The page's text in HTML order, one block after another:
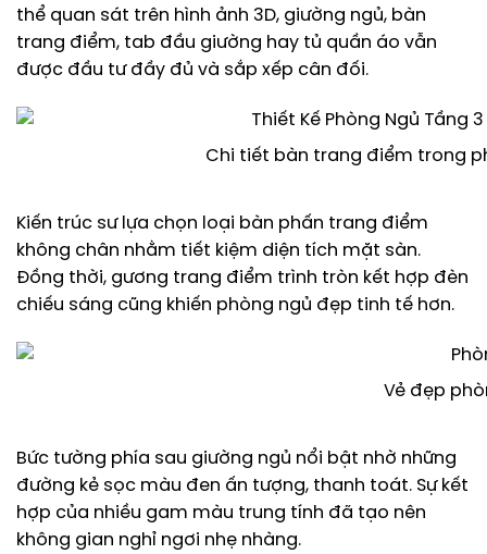
thể quan sát trên hình ảnh 3D, giường ngủ, bàn
trang điểm, tab đầu giường hay tủ quần áo vẫn
được đầu tư đầy đủ và sắp xếp cân đối.
Chi tiết bàn trang điểm trong
Kiến trúc sư lựa chọn loại bàn phấn trang điểm
không chân nhằm tiết kiệm diện tích mặt sàn.
Đồng thời, gương trang điểm trình tròn kết hợp đèn
chiếu sáng cũng khiến phòng ngủ đẹp tinh tế hơn.
Vẻ đẹp
Bức tường phía sau giường ngủ nổi bật nhờ những
đường kẻ sọc màu đen ấn tượng, thanh toát. Sự kết
hợp của nhiều gam màu trung tính đã tạo nên
không gian nghỉ ngơi nhẹ nhàng.